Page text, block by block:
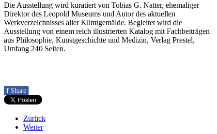
Die Ausstellung wird kuratiert von Tobias G. Natter, ehemaliger
Direktor des Leopold Museums und Autor des aktuellen
Werkverzeichnisses aller Klimtgemälde. Begleitet wird die
Ausstellung von einem reich illustrierten Katalog mit Fachbeiträgen
aus Philosophie, Kunstgeschichte und Medizin, Verlag Prestel,
Umfang 240 Seiten.
f Share
Zurück
Weiter